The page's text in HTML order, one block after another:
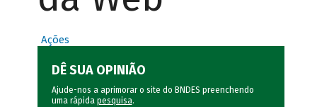
Ações
DÊ SUA OPINIÃO
Ajude-nos a aprimorar o site do BNDES preenchendo
uma rápida pesquisa.